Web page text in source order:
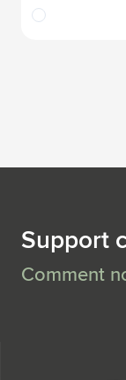
translucide
Support
Comment